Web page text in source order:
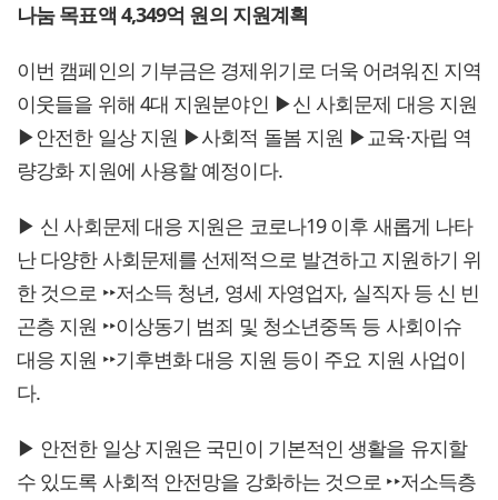
나눔 목표액 4,349억 원의 지원계획
이번 캠페인의 기부금은 경제위기로 더욱 어려워진 지역
이웃들을 위해 4대 지원분야인 ▶신 사회문제 대응 지원
▶안전한 일상 지원 ▶사회적 돌봄 지원 ▶교육·자립 역
량강화 지원에 사용할 예정이다.
▶ 신 사회문제 대응 지원은 코로나19 이후 새롭게 나타
난 다양한 사회문제를 선제적으로 발견하고 지원하기 위
한 것으로 ‣‣저소득 청년, 영세 자영업자, 실직자 등 신 빈
곤층 지원 ‣‣이상동기 범죄 및 청소년중독 등 사회이슈
대응 지원 ‣‣기후변화 대응 지원 등이 주요 지원 사업이
다.
▶ 안전한 일상 지원은 국민이 기본적인 생활을 유지할
수 있도록 사회적 안전망을 강화하는 것으로 ‣‣저소득층